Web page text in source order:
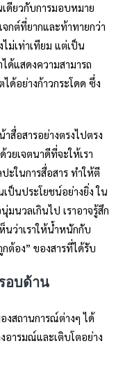
ดียวกับการมอบหมาย
จกต์ที่ยากและท้าทายกว่า
ม่เท่าเทียม แต่เป็น
ด้แสดงความสามารถ
ด้อย่างก้าวกระโดด ซึ่ง
สื่อสารอย่างตรงไปตรง
ยเจตนาดีที่จะให้เรา
ะในการสื่อสาร ทำให้ตี
ป็นประโยชน์อย่างยิ่ง ใน
นวลเกินไป เราอาจรู้สึก
นว่าเราให้น้ำหนักกับ
กต้อง” ของสารที่ได้รับ
อบด้าน
งสถานการณ์ต่างๆ ได้
อารมณ์และเติบโตอย่าง